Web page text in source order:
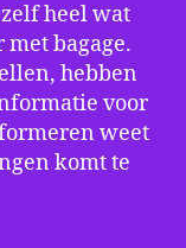
heel wat
bagage.
hebben
voor
weet
komt te